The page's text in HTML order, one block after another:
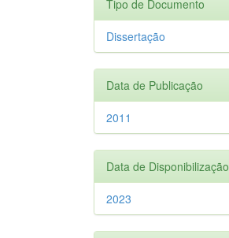
Tipo de Documento
Dissertação
Data de Publicação
2011
Data de Disponibilização
2023